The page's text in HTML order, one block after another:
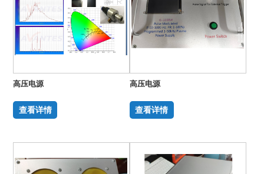
高压电源
查看详情
高压电源
查看详情